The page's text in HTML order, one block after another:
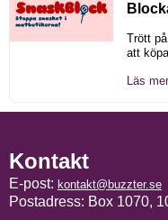
Trött
att
Läs mer
Kontakt
E-post: kontakt@buzzter.se
Postadress: Box 1070,